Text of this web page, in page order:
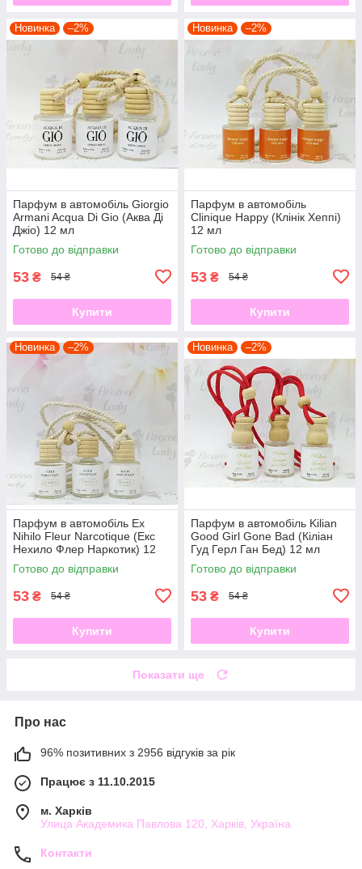
Новинка –2%
Парфум в автомобіль Giorgio
Armani Acqua Di Gio (Аква Ді
Джіо) 12 мл
Готово до відправки
53 ₴ 54 ₴
Купити
Новинка –2%
Парфум в автомобіль
Clinique Happy (Клінік Хеппі)
12 мл
Готово до відправки
53 ₴ 54 ₴
Купити
Новинка –2%
Парфум в автомобіль Ex
Nihilo Fleur Narcotique (Екс
Нехило Флер Наркотик) 12
мл
Готово до відправки
53 ₴ 54 ₴
Купити
Новинка –2%
Парфум в автомобіль Kilian
Good Girl Gone Bad (Кіліан
Гуд Герл Ган Бед) 12 мл
Готово до відправки
53 ₴ 54 ₴
Купити
Показати ще
Про нас
96% позитивних з 2956 відгуків за рік
Працює з 11.10.2015
м. Харків
Улица Академика Павлова 120, Харків, Україна
Контакти